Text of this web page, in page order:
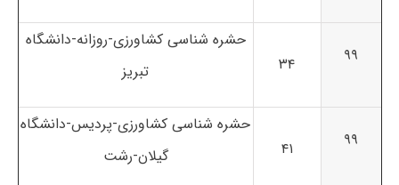
۹۹ ۳۴
حشره شناسی کشاورزی-روزانه-دانشگاه
تبریز
۹۹ ۴۱
حشره شناسی کشاورزی-پردیس-دانشگاه
گیلان-رشت